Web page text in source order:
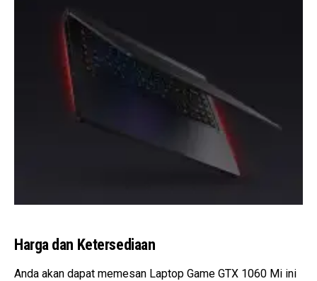
Harga dan Ketersediaan
Anda akan dapat memesan Laptop Game GTX 1060 Mi ini